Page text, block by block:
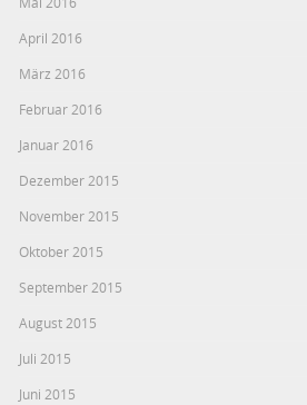
April 2016
März 2016
Februar 2016
Januar 2016
Dezember 2015
November 2015
Oktober 2015
September 2015
August 2015
Juli 2015
Juni 2015